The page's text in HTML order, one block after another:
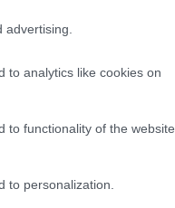
to analytics like cookies on
to functionality of the website
to personalization.